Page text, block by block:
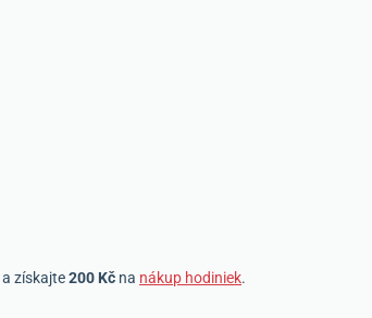
a získajte200 Kč na nákup hodiniek.